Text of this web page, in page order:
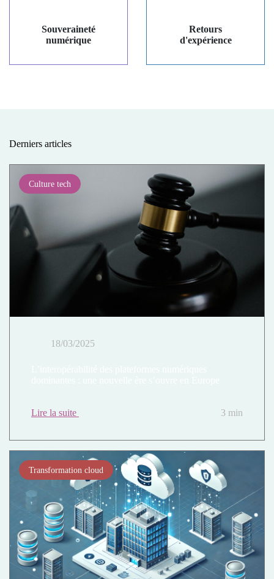
Souveraineté
numérique
Retours
d'expérience
Derniers articles
Culture tech
18/03/2025
Lire la suite 3 min
Transformation cloud